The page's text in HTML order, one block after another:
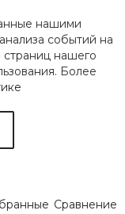
нашими
событий на
нашего
Более
Сравнение